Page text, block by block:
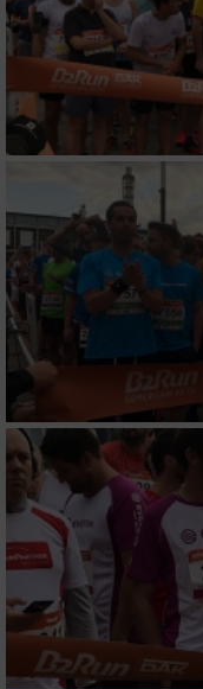
Verwendung
von Inhalten
IAB-Besonderheiten:
Verwendung
Geräte anhand von
Informationen
Nicht-IAB-
Notwendig
Performance
Funktional
Werbung